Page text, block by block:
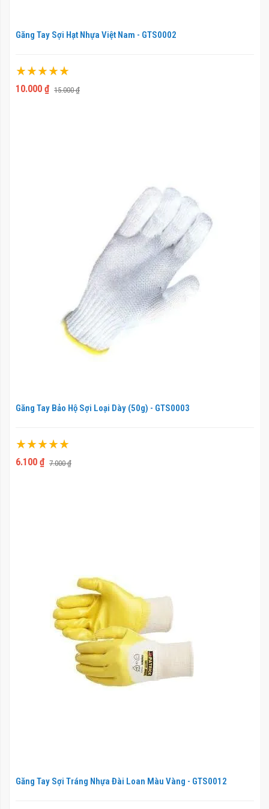
Găng Tay Sợi Hạt Nhựa Việt Nam - GTS0002
Xếp hạng:
100%
10.000 ₫ 15.000 ₫
Găng Tay Bảo Hộ Sợi Loại Dày (50g) - GTS0003
Xếp hạng:
100%
6.100 ₫ 7.000 ₫
Găng Tay Sợi Tráng Nhựa Đài Loan Màu Vàng - GTS0012